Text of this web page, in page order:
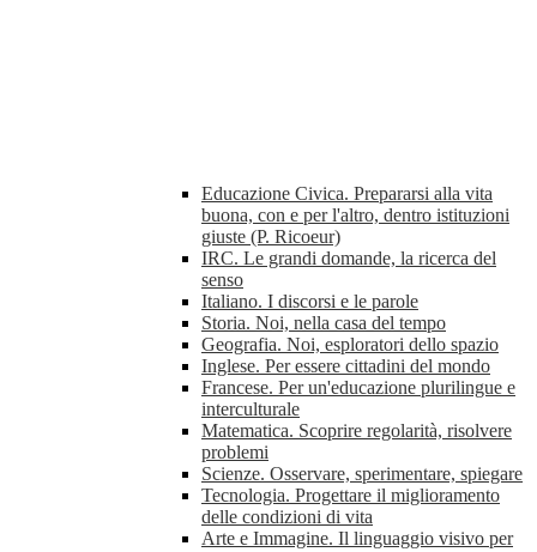
Educazione Civica. Prepararsi alla vita
buona, con e per l'altro, dentro istituzioni
giuste (P. Ricoeur)
IRC. Le grandi domande, la ricerca del
senso
Italiano. I discorsi e le parole
Storia. Noi, nella casa del tempo
Geografia. Noi, esploratori dello spazio
Inglese. Per essere cittadini del mondo
Francese. Per un'educazione plurilingue e
interculturale
Matematica. Scoprire regolarità, risolvere
problemi
Scienze. Osservare, sperimentare, spiegare
Tecnologia. Progettare il miglioramento
delle condizioni di vita
Arte e Immagine. Il linguaggio visivo per